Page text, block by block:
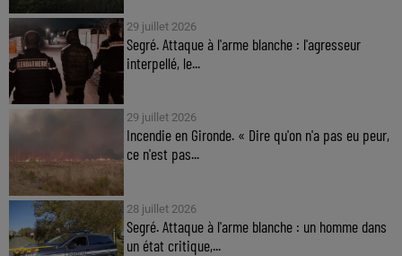
29 juillet 2026
Segré. Attaque à l'arme blanche : l'agresseur
interpellé, le...
29 juillet 2026
Incendie en Gironde. « Dire qu'on n'a pas eu peur,
ce n'est pas...
28 juillet 2026
Segré. Attaque à l'arme blanche : un homme dans
un état critique,...